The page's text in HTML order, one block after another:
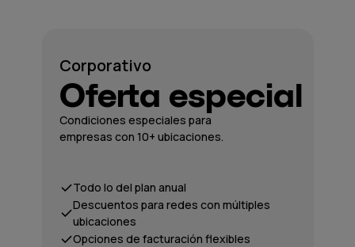
Corporativo
Oferta especial
Condiciones especiales para
empresas con 10+ ubicaciones.
Todo lo del plan anual
Descuentos para redes con múltiples
ubicaciones
Opciones de facturación flexibles